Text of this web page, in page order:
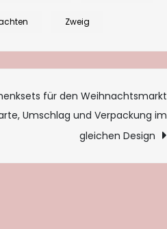
Zweig
für den Weihnachtsmarkt
Umschlag und Verpackung im
gleichen Design